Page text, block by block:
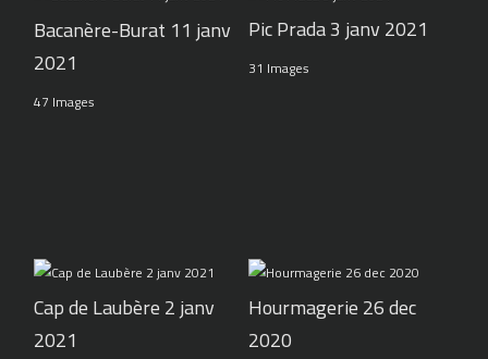
Bacanère-Burat 11 janv
2021
47 Images
Pic Prada 3 janv 2021
31 Images
Cap de Laubère 2 janv
2021
Hourmagerie 26 dec
2020